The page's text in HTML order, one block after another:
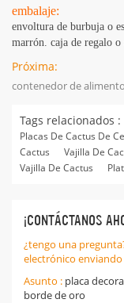
embalaje:
envoltura de burbuja o
marrón. caja de regalo o
Próxima:
contenedor de
Tags relacionados :
Placas De Cactus De
Cactus
Vajilla De
Vajilla De Cactus
¡CONTÁCTANOS
¿tengo una
electrónico
Asunto : placa
borde de oro